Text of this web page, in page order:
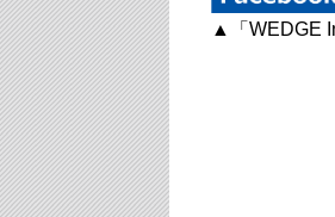
▲「WEDGE